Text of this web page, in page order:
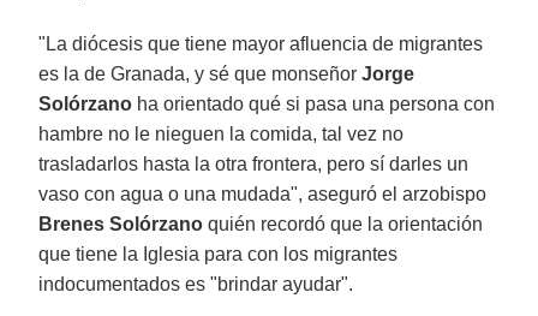
"La diócesis que tiene mayor afluencia de migrantes
es la de Granada, y sé que monseñorJorge
Solórzano ha orientado qué si pasa una persona con
hambre no le nieguen la comida, tal vez no
trasladarlos hasta la otra frontera, pero sí darles un
vaso con agua o una mudada", aseguró el arzobispo
Brenes Solórzano quién recordó que la orientación
que tiene la Iglesia para con los migrantes
indocumentados es "brindar ayudar".